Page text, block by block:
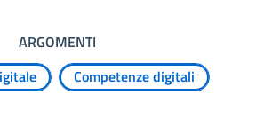
ARGOMENTI
Competenze digitali